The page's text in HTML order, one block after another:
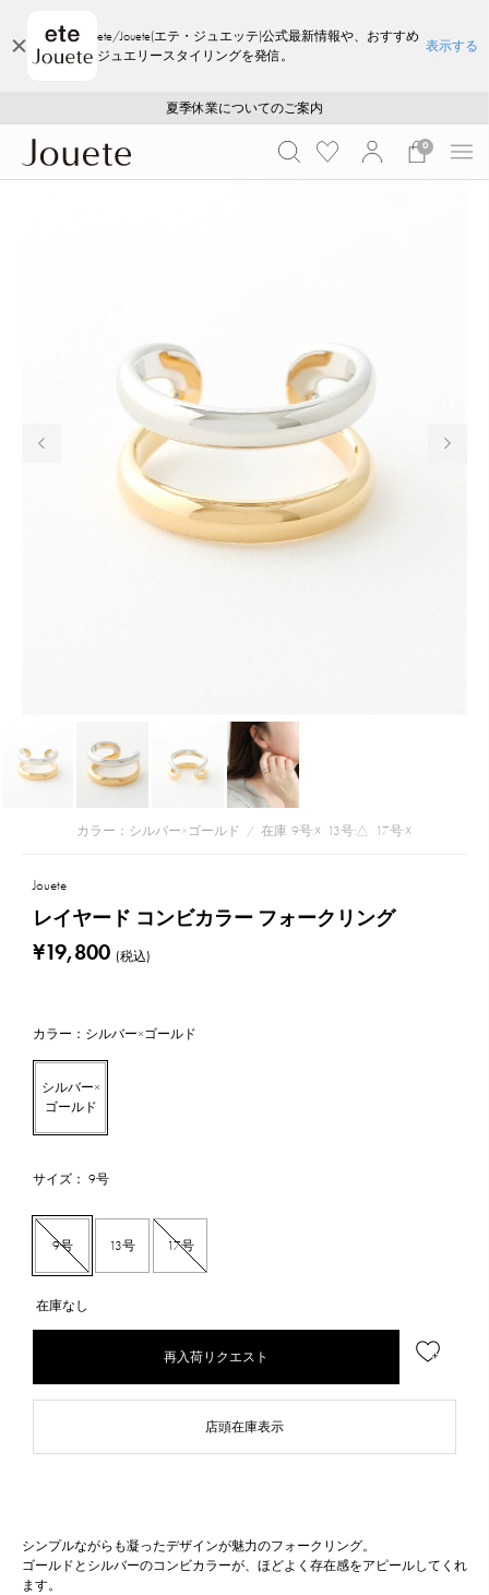
ete/Jouete(エテ・ジュエッテ)公式最新情報や、おすすめ
ジュエリースタイリングを発信。
表示する
採用のご案内
ご注文いただいたお品物のお届け状況について
夏季休業についてのご案内
WEB LIMITED ITEMS >>
採用のご案内
ご注文いただいたお品物のお届け状況について
0
カラー：シルバー×ゴールド / 在庫 9号:☓ 13号:△ 17号:☓
Jouete
レイヤード コンビカラー フォークリング
¥19,800 (税込)
カラー：シルバー×ゴールド
シルバー×
ゴールド
サイズ： 9号
9号 13号 17号
在庫なし
再入荷リクエスト
店頭在庫表示
シンプルながらも凝ったデザインが魅力のフォークリング。
ゴールドとシルバーのコンビカラーが、ほどよく存在感をアピールしてくれ
ます。